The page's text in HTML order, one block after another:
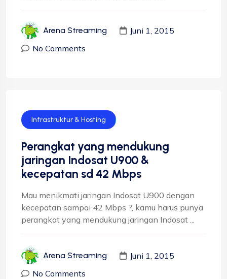
Arena Streaming
Juni 1, 2015
No Comments
Infrastruktur & Hosting
Perangkat yang mendukung
jaringan Indosat U900 &
kecepatan sd 42 Mbps
Mau menikmati jaringan Indosat U900 dengan
kecepatan sampai 42 Mbps ?, kamu harus punya
perangkat yang mendukung jaringan Indosat ...
Arena Streaming
Juni 1, 2015
No Comments